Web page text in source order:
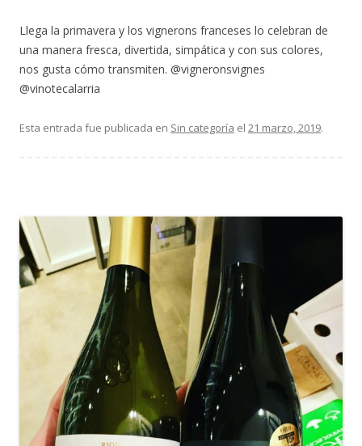
Llega la primavera y los vignerons franceses lo celebran de
una manera fresca, divertida, simpática y con sus colores,
nos gusta cómo transmiten. @vigneronsvignes
@vinotecalarria
Esta entrada fue publicada en Sin categoría el 21 marzo, 2019.